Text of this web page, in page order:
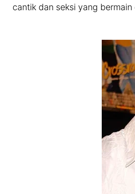
cantik dan seksi yang